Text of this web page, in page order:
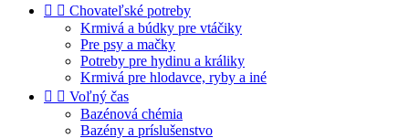
  Chovateľské potreby
Krmivá a búdky pre vtáčiky
Pre psy a mačky
Potreby pre hydinu a králiky
Krmivá pre hlodavce, ryby a iné
  Voľný čas
Bazénová chémia
Bazény a príslušenstvo